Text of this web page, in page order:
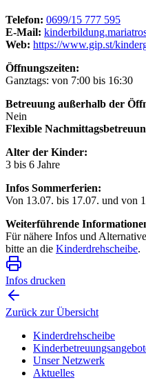
Telefon: 0699/15 777 595
E-Mail:
Web: https://www.gip.st/
Öffnungszeiten:
Ganztags: von 7:00 bis 16:30
Betreuung außerhalb der
Nein
Flexible
Alter der Kinder:
3 bis 6 Jahre
Infos Sommerferien:
Von 13.07. bis 17.07. und von
Weiterführende
Für nähere Infos und
bitte an die Kinderdrehscheibe.
Infos drucken
Zurück zur Übersicht
Kinderdrehscheibe
Unser Netzwerk
Aktuelles